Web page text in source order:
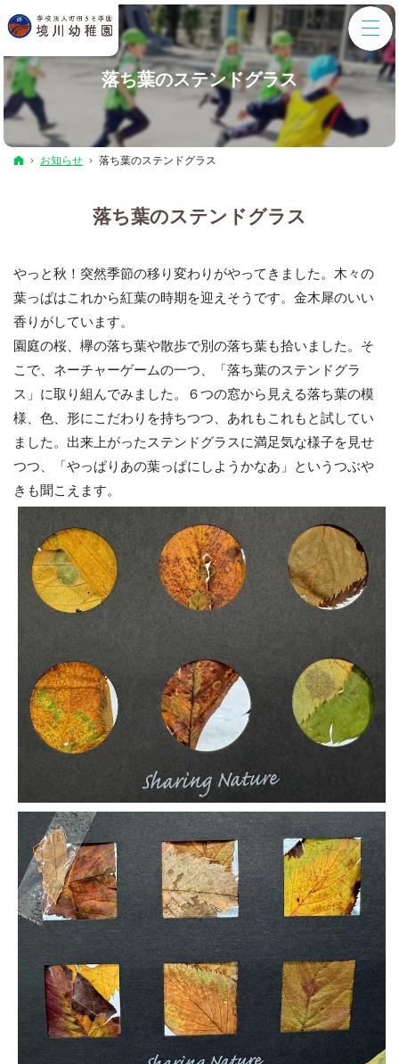
落ち葉のステンドグラス
ホーム
お知らせ 落ち葉のステンドグラス
落ち葉のステンドグラス
やっと秋！突然季節の移り変わりがやってきました。木々の
葉っぱはこれから紅葉の時期を迎えそうです。金木犀のいい
香りがしています。
園庭の桜、欅の落ち葉や散歩で別の落ち葉も拾いました。そ
こで、ネーチャーゲームの一つ、「落ち葉のステンドグラ
ス」に取り組んでみました。６つの窓から見える落ち葉の模
様、色、形にこだわりを持ちつつ、あれもこれもと試してい
ました。出来上がったステンドグラスに満足気な様子を見せ
つつ、「やっぱりあの葉っぱにしようかなあ」というつぶや
きも聞こえます。